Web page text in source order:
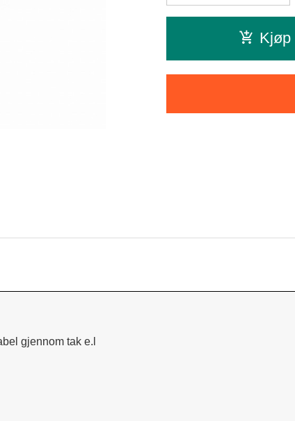
Kjøp
gjennom tak e.l